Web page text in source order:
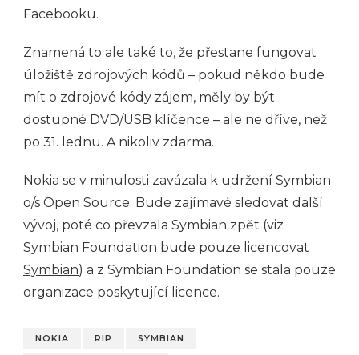
Facebooku.
Znamená to ale také to, že přestane fungovat
úložiště zdrojových kódů – pokud někdo bude
mít o zdrojové kódy zájem, měly by být
dostupné DVD/USB klíčence – ale ne dříve, než
po 31. lednu. A nikoliv zdarma.
Nokia se v minulosti zavázala k udržení Symbian
o/s Open Source. Bude zajímavé sledovat další
vývoj, poté co převzala Symbian zpět (viz
Symbian Foundation bude pouze licencovat
Symbian) a z Symbian Foundation se stala pouze
organizace poskytující licence.
NOKIA RIP SYMBIAN